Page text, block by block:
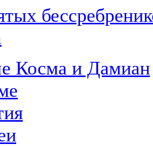
Косма и Дамиан